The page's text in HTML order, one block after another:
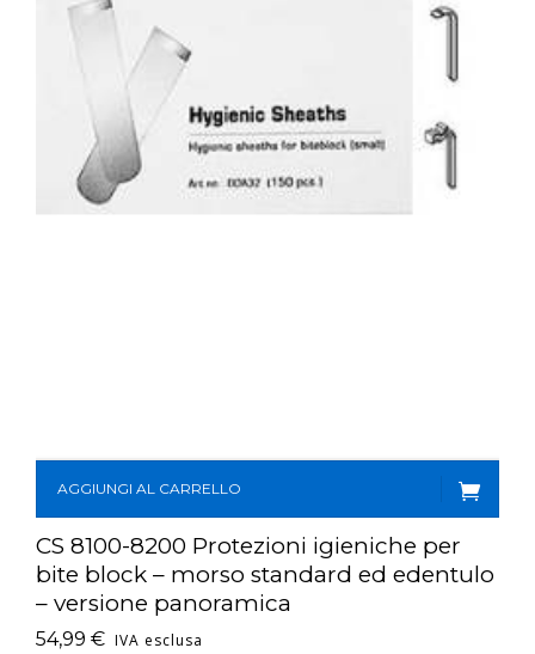
AGGIUNGI AL CARRELLO
CS 8100-8200 Protezioni igieniche per
bite block – morso standard ed edentulo
– versione panoramica
54,99 € IVA esclusa